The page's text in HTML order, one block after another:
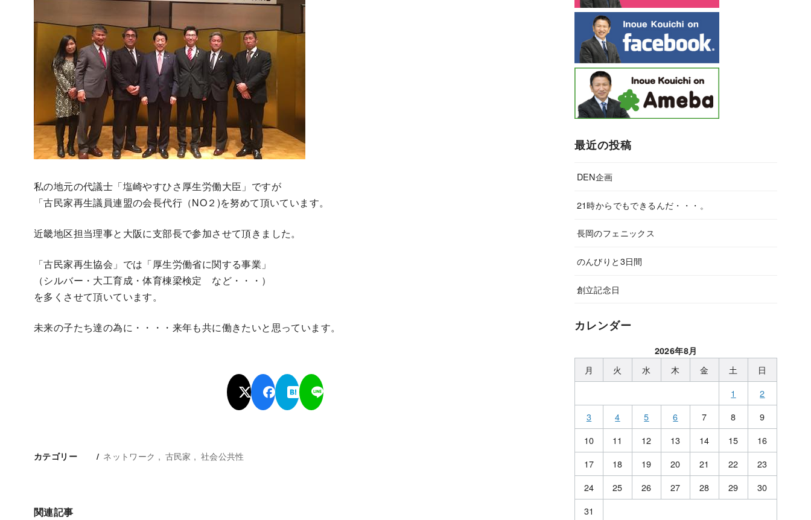
私の地元の代議士「塩崎やすひさ厚生労働大臣」ですが
「古民家再生議員連盟の会長代行（NO２)を努めて頂いています。
近畿地区担当理事と大阪に支部長で参加させて頂きました。
「古民家再生協会」では「厚生労働省に関する事業」
（シルバー・大工育成・体育棟梁検定 など・・・）
を多くさせて頂いています。
未来の子たち達の為に・・・・来年も共に働きたいと思っています。
カテゴリー ネットワーク 古民家 社会公共性
関連記事
最近の投稿
DEN企画
21時からでもできるんだ・・・。
長岡のフェニックス
のんびりと3日間
創立記念日
カレンダー
2026年8月
月 火 水 木 金 土
日
1
2
3
4 5 6 7 8
9
10
11 12 13 14 15
16
17
18 19 20 21 22
23
24
25 26 27 28 29
30
31